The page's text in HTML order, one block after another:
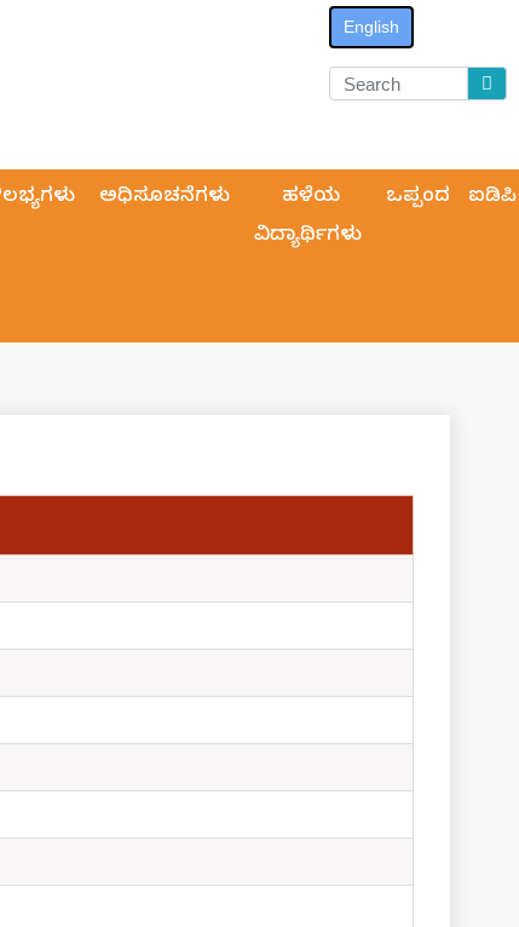
English
ಅಧಿಸೂಚನೆಗಳು
ಹಳೆಯ
ವಿದ್ಯಾರ್ಥಿಗಳು
ಒಪ್ಪಂದ ಐಡಿಪಿ